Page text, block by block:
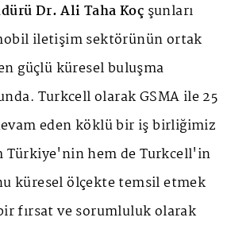
Dr. Ali Taha Koç şunları
iletişim sektörünün ortak
güçlü küresel buluşma
Turkcell olarak GSMA ile 25
eden köklü bir iş birliğimiz
Türkiye'nin hem de Turkcell'in
küresel ölçekte temsil etmek
fırsat ve sorumluluk olarak